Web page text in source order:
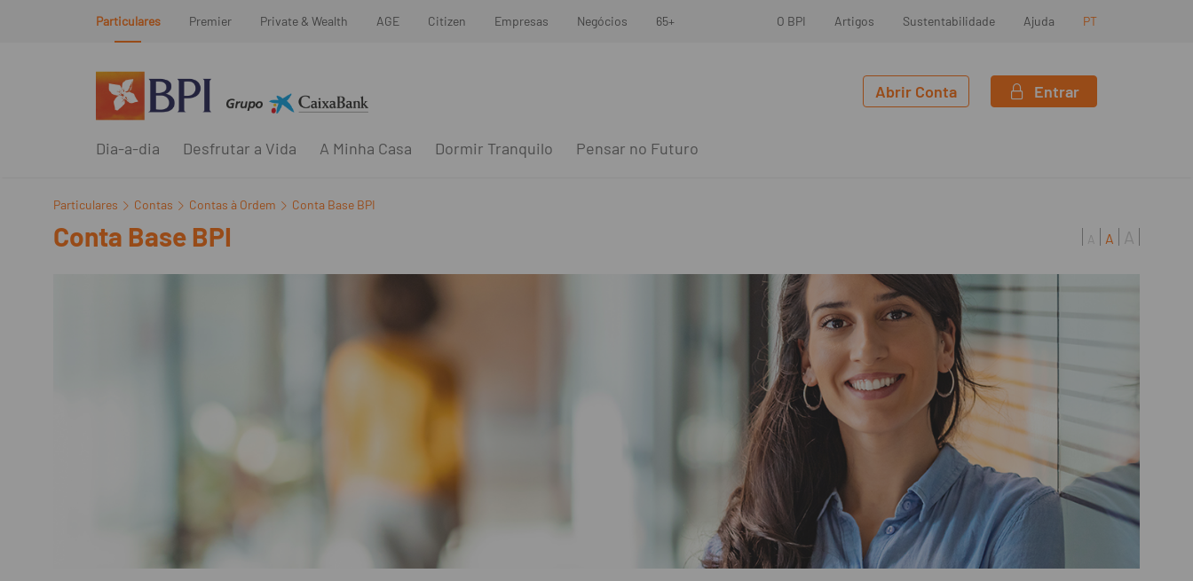
Particulares Premier Private & Wealth AGE Citizen Empresas Negócios 65+ O BPI Artigos Sustentabilidade Ajuda PT
Abrir Conta Entrar
Dia-a-dia Desfrutar a Vida A Minha Casa Dormir Tranquilo Pensar no Futuro
Particulares Contas Contas à Ordem Conta Base BPI
Conta Base BPI A A A